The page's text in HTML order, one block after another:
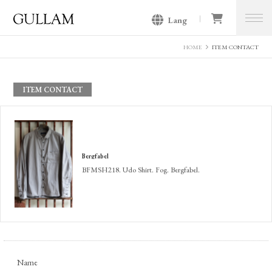
Lang
HOME ITEM CONTACT
ITEM CONTACT
Bergfabel
BFMSH218. Udo Shirt. Fog. Bergfabel.
Name